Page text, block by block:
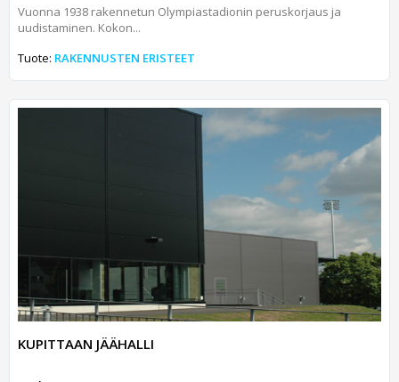
Vuonna 1938 rakennetun Olympiastadionin peruskorjaus ja
uudistaminen. Kokon...
Tuote: RAKENNUSTEN ERISTEET
KUPITTAAN JÄÄHALLI